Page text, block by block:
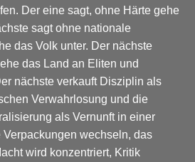
Der eine sagt, ohne Härte gehe
sagt ohne nationale
das Volk unter. Der nächste
das Land an Eliten und
nächste verkauft Disziplin als
Verwahrlosung und die
als Vernunft in einer
wechseln, das
wird konzentriert, Kritik